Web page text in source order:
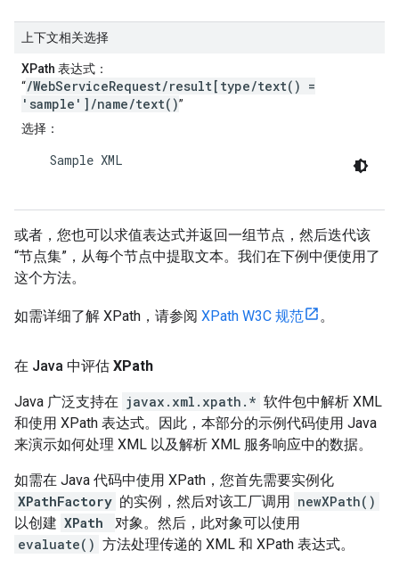
上下文相关选择
XPath 表达式 ：
“/WebServiceRequest/result[type/text() =
'sample']/name/text()”
选择 ：
    Sample XML
或者，您也可以求值表达式并返回一组节点，然后迭代该
“节点集”，从每个节点中提取文本。我们在下例中便使用了
这个方法。
如需详细了解 XPath，请参阅 XPath W3C 规范 。
在 Java 中评估 XPath
Java 广泛支持在 javax.xml.xpath.* 软件包中解析 XML
和使用 XPath 表达式。因此，本部分的示例代码使用 Java
来演示如何处理 XML 以及解析 XML 服务响应中的数据。
如需在 Java 代码中使用 XPath，您首先需要实例化
XPathFactory 的实例，然后对该工厂调用 newXPath()
以创建 XPath
对象。然后，此对象可以使用
evaluate() 方法处理传递的 XML 和 XPath 表达式。